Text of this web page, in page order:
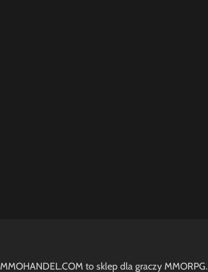
MMOHANDEL.COM to sklep dla graczy MMORPG.